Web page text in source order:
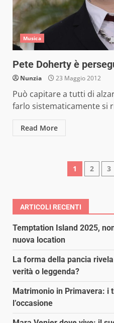
Musica
Pete Doherty è
Nunzia 23 Maggio 2012
Può capitare a tutti di
farlo sistematicamente si
Read More
articoli
1 2 3
ARTICOLI RECENTI
Temptation Island 2025,
nuova location
La forma della pancia
verità o leggenda?
Matrimonio in Primavera: i
l’occasione